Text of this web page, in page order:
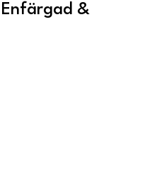
Enfärgad &